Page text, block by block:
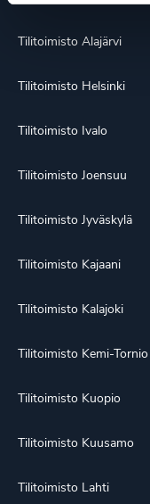
Tilitoimisto Alajärvi
Tilitoimisto Helsinki
Tilitoimisto Ivalo
Tilitoimisto Joensuu
Tilitoimisto Jyväskylä
Tilitoimisto Kajaani
Tilitoimisto Kalajoki
Tilitoimisto Kemi-Tornio
Tilitoimisto Kuopio
Tilitoimisto Kuusamo
Tilitoimisto Lahti